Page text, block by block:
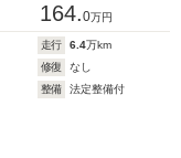
164.0万円
走行 6.4万km
修復
なし
整備
法定整備付